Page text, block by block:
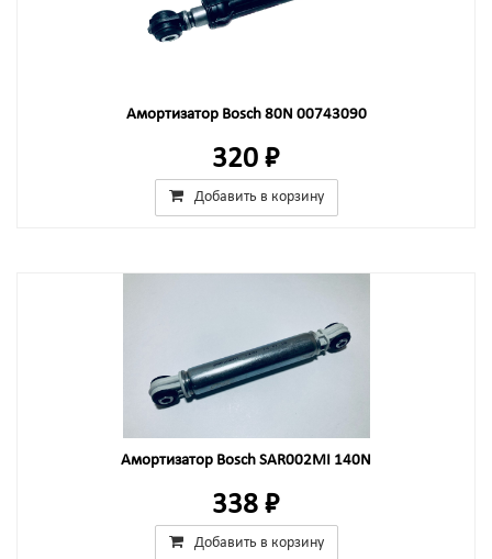
Амортизатор Bosch 80N 00743090
320 ₽
Добавить в корзину
Амортизатор Bosch SAR002MI 140N
338 ₽
Добавить в корзину